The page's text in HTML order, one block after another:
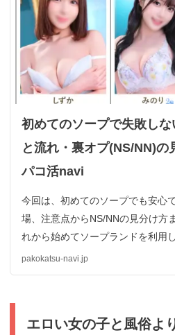
初めてのソープで失敗し
と流れ・裏オプ(NS/NN)の
パコ活navi
今回は、初めてのソープでも安心
場、注意点からNS/NNの見分け方
れから始めてソープランドを利用
必見ですよ。初めてだと、恐れや
な場合のお守りがわりにチェック
pakokatsu-navi.jp
エロい女の子と風俗よ